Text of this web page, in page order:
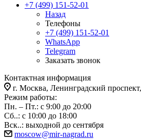
+7 (499) 151-52-01
Назад
Телефоны
+7 (499) 151-52-01
WhatsApp
Telegram
Заказать звонок
Контактная информация
г. Москва, Ленинградский
Режим работы:
Пн. – Пт.: с 9:00 до 20:00
Сб..: с 10:00 до 18:00
Вск..: выходной до сентября
moscow@mir-nagrad.ru